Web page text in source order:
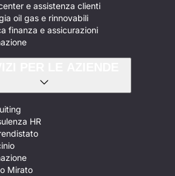
e assistenza clienti
oil gas e rinnovabili
finanza e assicurazioni
HR
Mirato